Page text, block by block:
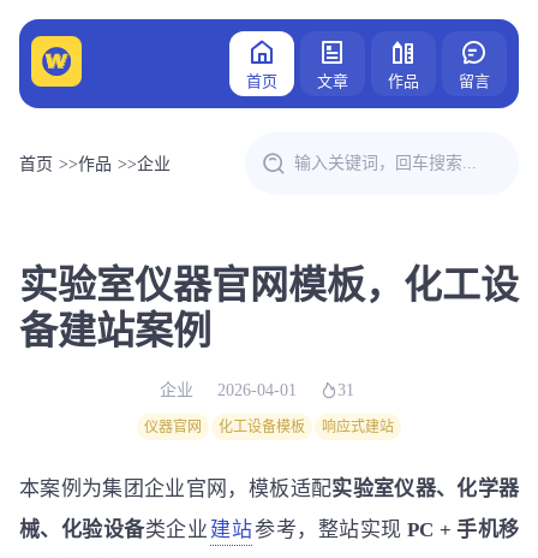
首页 文章 作品 留言
首页 >>作品 >>企业
实验室仪器官网模板，化工设
备建站案例
企业 2026-04-01 31
仪器官网 化工设备模板 响应式建站
本案例为集团企业官网，模板适配实验室仪器、化学器
械、化验设备类企业 建站参考，整站实现PC + 手机移